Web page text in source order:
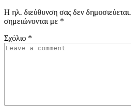
Η ηλ. διεύθυνση σας δεν δημοσιεύεται.
σημειώνονται με *
Σχόλιο *